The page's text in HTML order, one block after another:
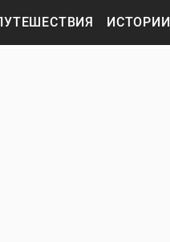
ИСТОРИИ